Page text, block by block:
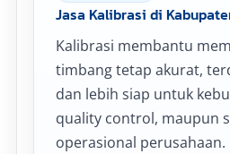
Jasa Kalibrasi di
Kalibrasi membantu
timbang tetap akurat,
dan lebih siap untuk
quality control, maupun
operasional perusahaan.